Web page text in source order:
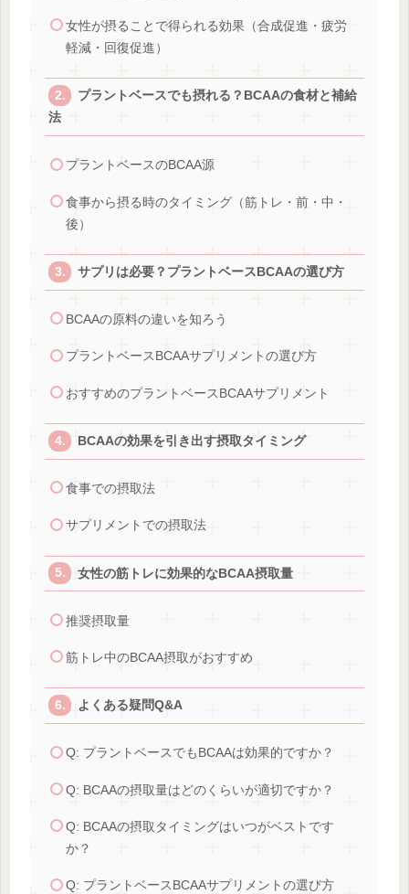
女性が摂ることで得られる効果（合成促進・疲労
軽減・回復促進）
プラントベースでも摂れる？BCAAの食材と補給
法
プラントベースのBCAA源
食事から摂る時のタイミング（筋トレ・前・中・
後）
サプリは必要？プラントベースBCAAの選び方
BCAAの原料の違いを知ろう
プラントベースBCAAサプリメントの選び方
おすすめのプラントベースBCAAサプリメント
BCAAの効果を引き出す摂取タイミング
食事での摂取法
サプリメントでの摂取法
女性の筋トレに効果的なBCAA摂取量
推奨摂取量
筋トレ中のBCAA摂取がおすすめ
よくある疑問Q&A
Q: プラントベースでもBCAAは効果的ですか？
Q: BCAAの摂取量はどのくらいが適切ですか？
Q: BCAAの摂取タイミングはいつがベストです
か？
Q: プラントベースBCAAサプリメントの選び方